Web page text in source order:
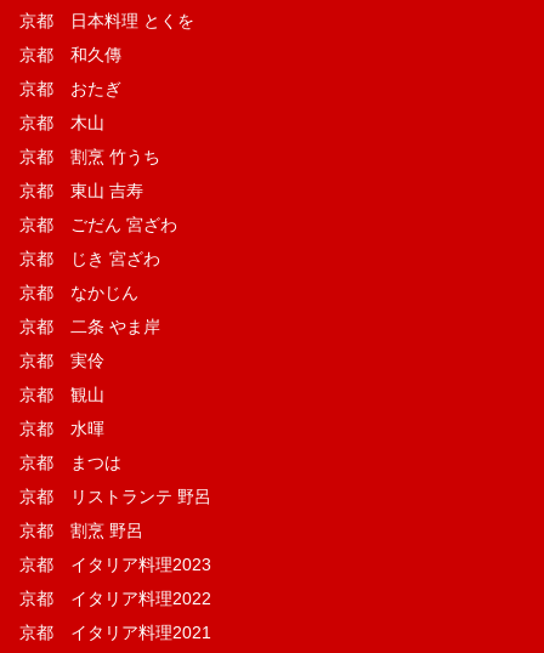
京都 日本料理 とくを
京都 和久傳
京都 おたぎ
京都 木山
京都 割烹 竹うち
京都 東山 吉寿
京都 ごだん 宮ざわ
京都 じき 宮ざわ
京都 なかじん
京都 二条 やま岸
京都 実伶
京都 観山
京都 水暉
京都 まつは
京都 リストランテ 野呂
京都 割烹 野呂
京都 イタリア料理2023
京都 イタリア料理2022
京都 イタリア料理2021